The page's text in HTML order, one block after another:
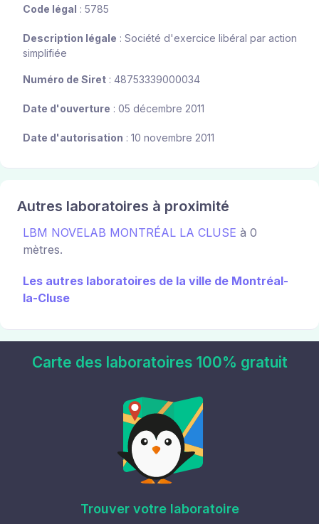
Code légal : 5785
Description légale : Société d'exercice libéral par action
simplifiée
Numéro de Siret : 48753339000034
Date d'ouverture : 05 décembre 2011
Date d'autorisation : 10 novembre 2011
Autres laboratoires à proximité
LBM NOVELAB MONTRÉAL LA CLUSE à 0
mètres.
Les autres laboratoires de la ville de Montréal-
la-Cluse
Carte des laboratoires 100% gratuit
Trouver votre laboratoire